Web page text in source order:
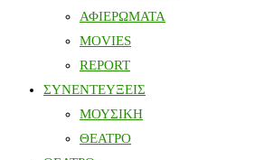
ΑΦΙΕΡΩΜΑΤΑ
MOVIES
REPORT
ΣΥΝΕΝΤΕΥΞΕΙΣ
ΜΟΥΣΙΚΗ
ΘΕΑΤΡΟ